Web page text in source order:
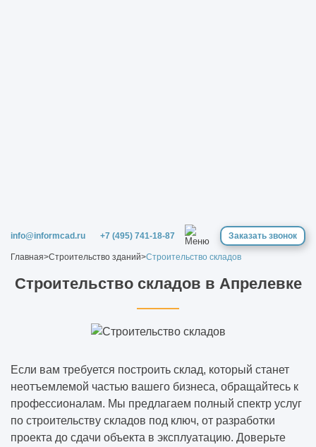
info@informcad.ru +7 (495) 741-18-87 Заказать звонок
Главная>Строительство зданий>Строительство складов
Строительство складов в Апрелевке
Если вам требуется построить склад, который станет
неотъемлемой частью вашего бизнеса, обращайтесь к
профессионалам. Мы предлагаем полный спектр услуг
по строительству складов под ключ, от разработки
проекта до сдачи объекта в эксплуатацию. Доверьте